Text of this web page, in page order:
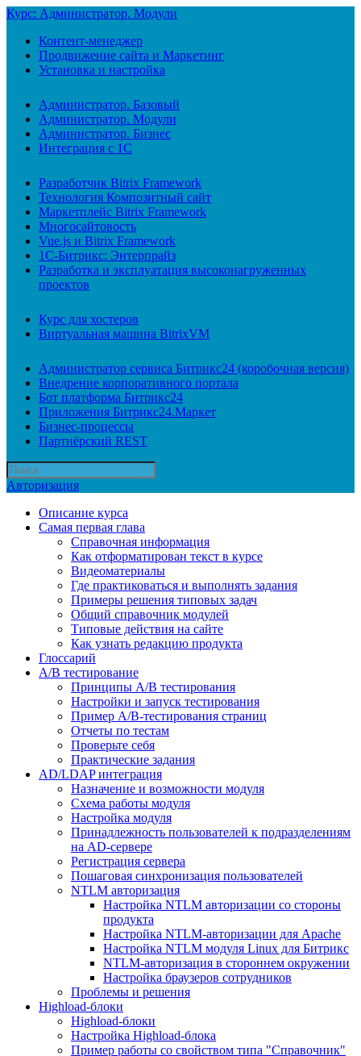
Курс: Администратор. Модули
Контент-менеджер
Продвижение сайта и Маркетинг
Установка и настройка
Администратор. Базовый
Администратор. Модули
Администратор. Бизнес
Интеграция с 1С
Разработчик Bitrix Framework
Технология Композитный сайт
Маркетплейс Bitrix Framework
Многосайтовость
Vue.js и Bitrix Framework
1С-Битрикс: Энтерпрайз
Разработка и эксплуатация высоконагруженных
проектов
Курс для хостеров
Виртуальная машина BitrixVM
Администратор сервиса Битрикс24 (коробочная версия)
Внедрение корпоративного портала
Бот платформа Битрикс24
Приложения Битрикс24.Маркет
Бизнес-процессы
Партнёрский REST
Авторизация
Описание курса
Самая первая глава
Справочная информация
Как отформатирован текст в курсе
Видеоматериалы
Где практиковаться и выполнять задания
Примеры решения типовых задач
Общий справочник модулей
Типовые действия на сайте
Как узнать редакцию продукта
Глоссарий
A/B тестирование
Принципы A/B тестирования
Настройки и запуск тестирования
Пример A/B-тестирования страниц
Отчеты по тестам
Проверьте себя
Практические задания
AD/LDAP интеграция
Назначение и возможности модуля
Схема работы модуля
Настройка модуля
Принадлежность пользователей к подразделениям
на AD-сервере
Регистрация сервера
Пошаговая синхронизация пользователей
NTLM авторизация
Настройка NTLM авторизации со стороны
продукта
Настройка NTLM-авторизации для Apache
Настройка NTLM модуля Linux для Битрикс
NTLM-авторизация в стороннем окружении
Настройка браузеров сотрудников
Проблемы и решения
Highload-блоки
Highload-блоки
Настройка Highload-блока
Пример работы со свойством типа "Справочник"